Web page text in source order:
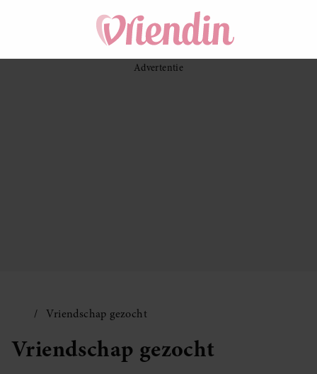
Vriendschap gezocht
Vriendschap gezocht